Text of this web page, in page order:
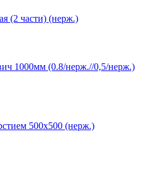
(2 части) (нерж.)
1000мм (0.8/нерж.//0,5/нерж.)
500х500 (нерж.)